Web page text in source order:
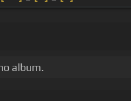
album.